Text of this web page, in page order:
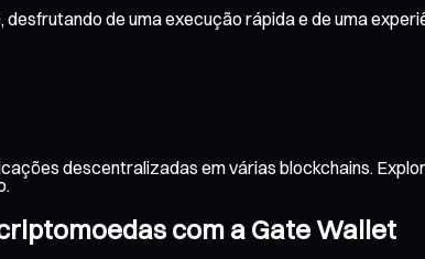
desfrutando de uma execução rápida e de uma
descentralizadas em várias blockchains.
com a Gate Wallet